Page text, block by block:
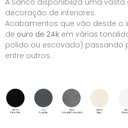
A Sanco disponibiliza uma
decoração de interiores.
Acabamentos que vão desde o
de ouro de 24k em várias
polido ou escovado) passando
entre outros.